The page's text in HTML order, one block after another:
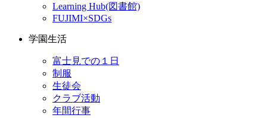
Learning Hub(図書館)
FUJIMI×SDGs
学園生活
富士見での１日
制服
生徒会
クラブ活動
年間行事